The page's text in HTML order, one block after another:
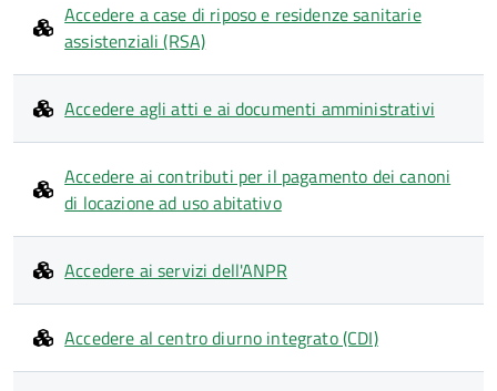
Accedere a case di riposo e residenze sanitarie
assistenziali (RSA)
Accedere agli atti e ai documenti amministrativi
Accedere ai contributi per il pagamento dei canoni
di locazione ad uso abitativo
Accedere ai servizi dell'ANPR
Accedere al centro diurno integrato (CDI)